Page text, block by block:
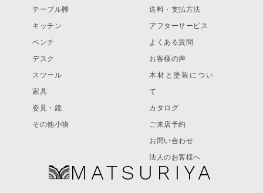
MATSURIYA
テーブル脚
キッチン
ベンチ
デスク
スツール
家具
姿見・鏡
その他小物
送料・支払方法
アフターサービス
よくある質問
お客様の声
木材と塗装につい
て
カタログ
ご来店予約
お問い合わせ
法人のお客様へ